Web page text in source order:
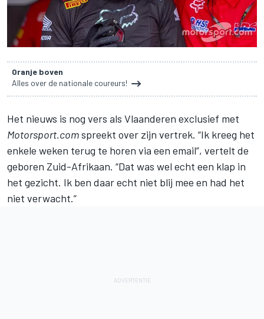
Oranje boven
Alles over de nationale coureurs!
Het nieuws is nog vers als Vlaanderen exclusief met
Motorsport.comspreekt over zijn vertrek. “Ik kreeg het
enkele weken terug te horen via een email”, vertelt de
geboren Zuid-Afrikaan. “Dat was wel echt een klap in
het gezicht. Ik ben daar echt niet blij mee en had het
niet verwacht.”